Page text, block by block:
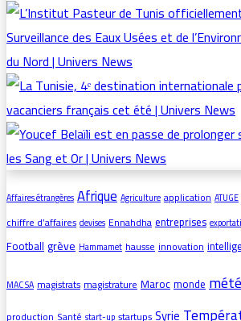
Affaires étrangères Afrique Agriculture application ATUGE
chiffre d’affaires devises Ennahdhaentreprises
Footballgrève Hammamet hausseinnovation
MAC SA magistratsmagistratureMarocmonde
productionSanté start-up startupsSyrie